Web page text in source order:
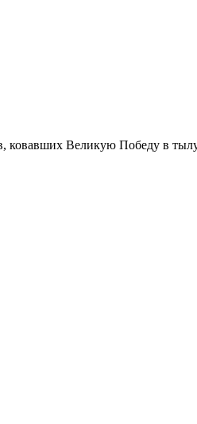
ковавших Великую Победу в